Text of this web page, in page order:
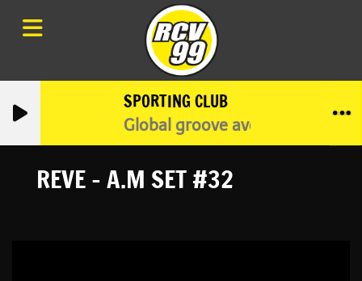
SPORTING CLUB
Global groove avec ZOYMISTA
REVE - A.M SET #32